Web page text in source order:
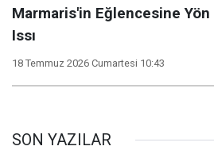
Marmaris'in Eğlencesine Yön
Issı
18 Temmuz 2026 Cumartesi 10:43
SON YAZILAR